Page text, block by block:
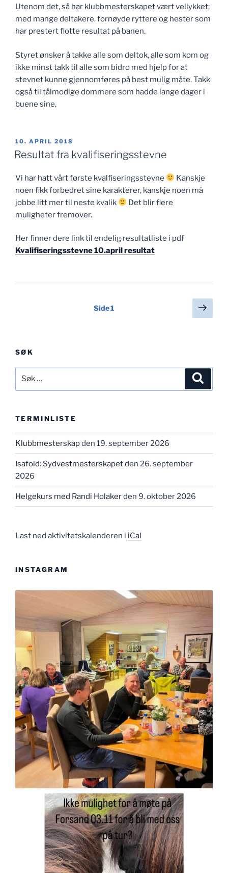
Utenom det, så har klubbmesterskapet vært vellykket;
med mange deltakere, fornøyde ryttere og hester som
har prestert flotte resultat på banen.
Styret ønsker å takke alle som deltok, alle som kom og
ikke minst takk til alle som bidro med hjelp for at
stevnet kunne gjennomføres på best mulig måte. Takk
også til tålmodige dommere som hadde lange dager i
buene sine.
PUBLISERT
10. APRIL 2018
Resultat fra kvalifiseringsstevne
Vi har hatt vårt første kvalfiseringsstevne
Kanskje
noen fikk forbedret sine karakterer, kanskje noen må
jobbe litt mer til neste kvalik
Det blir flere
muligheter fremover.
Her finner dere link til endelig resultatliste i pdf
Kvalifiseringsstevne 10.april resultat
Side1
side
SØK
etter:
TERMINLISTE
Klubbmesterskapden 19. september 2026
Isafold: Sydvestmesterskapetden 26. september
2026
Helgekurs med Randi Holakerden 9. oktober 2026
Last ned aktivitetskalenderen i iCal
INSTAGRAM